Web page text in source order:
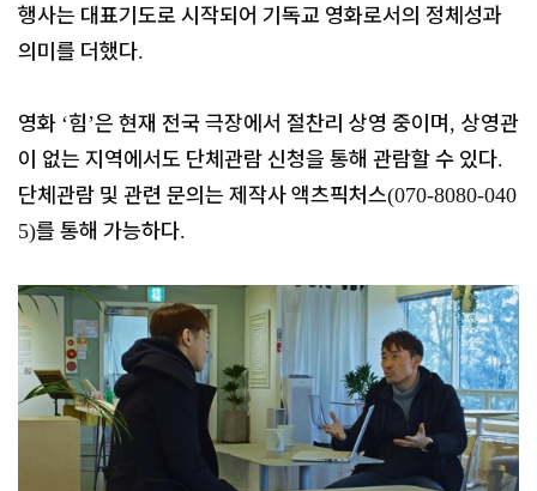
행사는 대표기도로 시작되어 기독교 영화로서의 정체성과
의미를 더했다.
영화 ‘힘’은 현재 전국 극장에서 절찬리 상영 중이며, 상영관
이 없는 지역에서도 단체관람 신청을 통해 관람할 수 있다.
단체관람 및 관련 문의는 제작사 액츠픽처스(070-8080-040
5)를 통해 가능하다.